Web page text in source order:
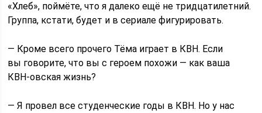
«Хлеб», поймёте, что я далеко ещё не тридцатилетний.
Группа, кстати, будет и в сериале фигурировать.
— Кроме всего прочего Тёма играет в КВН. Если
вы говорите, что вы с героем похожи — как ваша
КВН-овская жизнь?
— Я провел все студенческие годы в КВН. Но у нас